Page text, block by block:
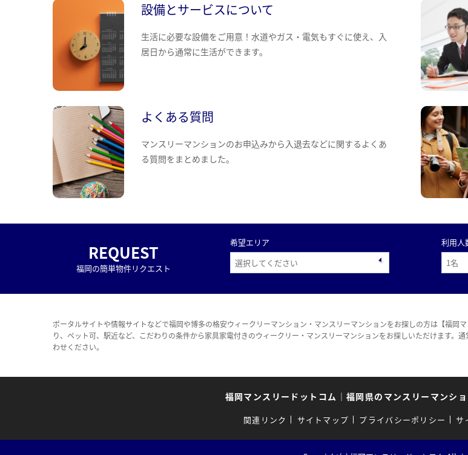
設備とサービスについて
生活に必要な設備をご用意！水道やガス・電気もすぐに使え、入
居日から通常に生活ができます。
よくある質問
マンスリーマンションのお申込みから入退去などに関するよくあ
る質問をまとめました。
REQUEST
福岡の簡単物件リクエスト
希望エリア 利用人
ポータルサイトや情報サイトなどで福岡や博多の格安ウィークリーマンション・マンスリーマンションをお探しの方は【福
り、ペット可、駅近など、こだわりの条件から家具家電付きのウィークリー・マンスリーマンションをお探しいただけます
わせください。
福岡マンスリードットコム ｜ 福岡県のマンスリーマンシ
関連リンク サイトマップ プライバシーポリシー サ